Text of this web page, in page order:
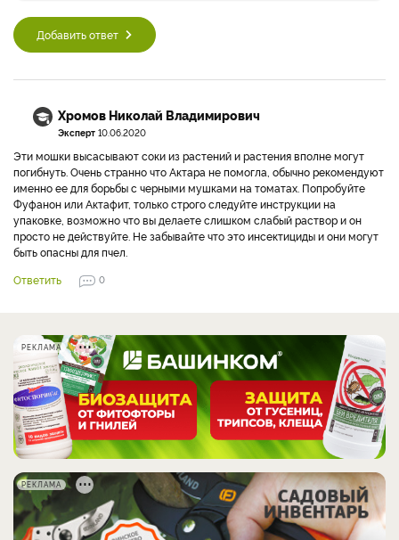
Добавить ответ
Хромов Николай Владимирович
Эксперт 10.06.2020
Эти мошки высасывают соки из растений и растения вполне могут
погибнуть. Очень странно что Актара не помогла, обычно рекомендуют
именно ее для борьбы с черными мушками на томатах. Попробуйте
Фуфанон или Актафит, только строго следуйте инструкции на
упаковке, возможно что вы делаете слишком слабый раствор и он
просто не действуйте. Не забывайте что это инсектициды и они могут
быть опасны для пчел.
Ответить
0
РЕКЛАМА
РЕКЛАМА